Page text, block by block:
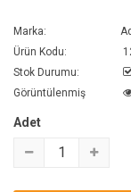
Marka:
Ürün Kodu:
Stok Durumu:
Görüntülenmiş
Adet